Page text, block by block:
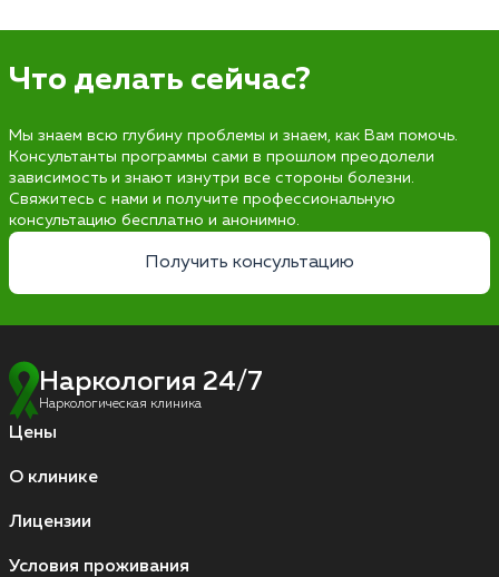
Что делать сейчас?
Мы знаем всю глубину проблемы и знаем, как Вам помочь.
Консультанты программы сами в прошлом преодолели
зависимость и знают изнутри все стороны болезни.
Свяжитесь с нами и получите профессиональную
консультацию бесплатно и анонимно.
Получить консультацию
Наркология 24/7
Наркологическая клиника
Цены
О клинике
Лицензии
Условия проживания